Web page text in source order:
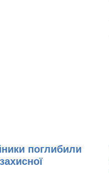
поглибили